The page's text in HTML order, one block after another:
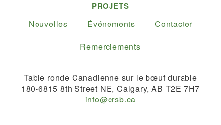
PROJETS
Nouvelles Événements
Contacter
Remerciements
Table ronde Canadienne sur le bœuf durable
180-6815 8th Street NE, Calgary, AB T2E 7H7
info@crsb.ca